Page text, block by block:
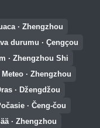
· Zhengzhou
durumu · Çengçou
· Zhengzhou Shi
Meteo · Zhengzhou
· Džengdžou
· Čeng-čou
· Zhengzhou